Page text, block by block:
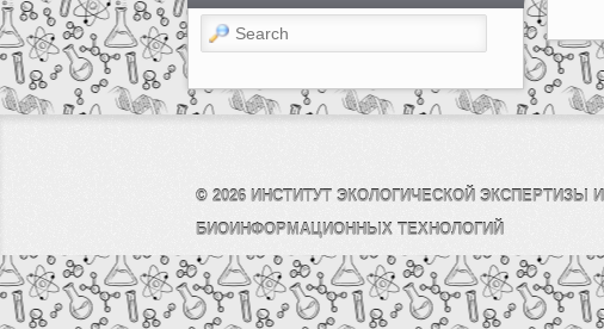
Search
© 2026 ИНСТИТУТ ЭКОЛОГИЧЕСКОЙ ЭКСПЕРТИЗЫ И
БИОИНФОРМАЦИОННЫХ ТЕХНОЛОГИЙ